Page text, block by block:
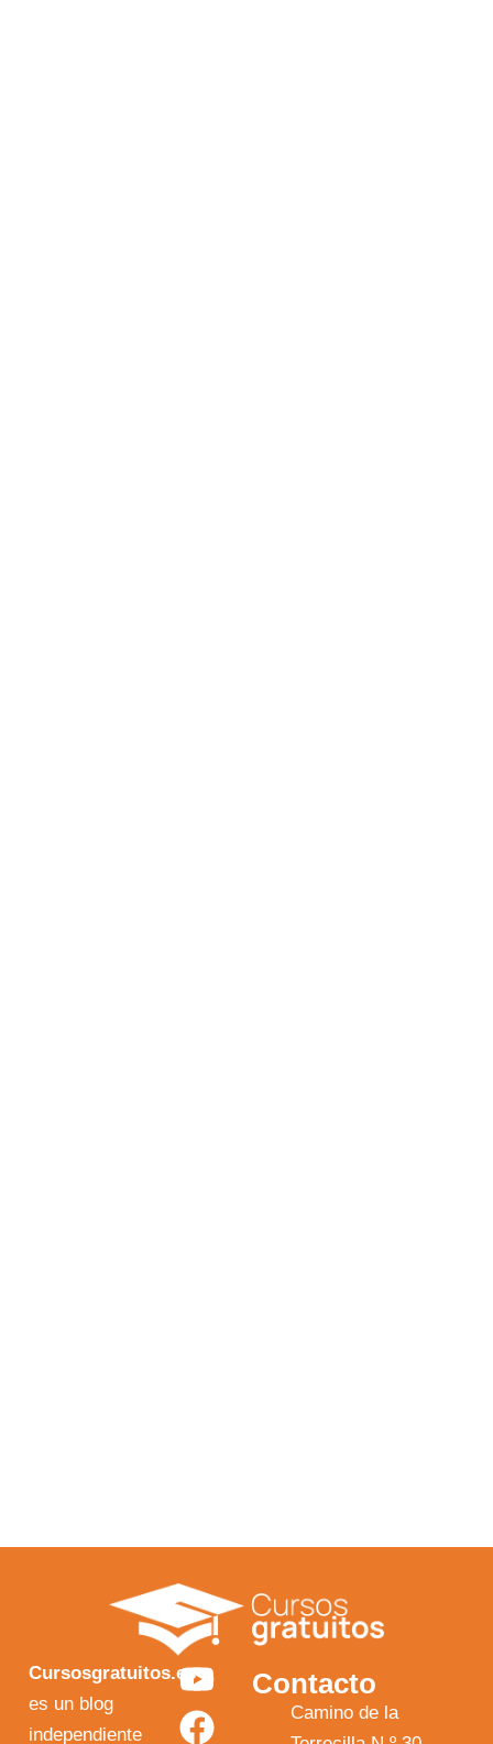
Cursosgratuitos.es
es un blog
independiente
Y
o
F
a
I
n
X
-
Contacto
Camino de la